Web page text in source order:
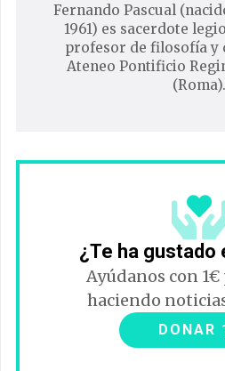
Fernando Pascual
1961) es sacerdote
profesor de filosofía y
Ateneo Pontificio
(Roma).
¿Te ha gustado
Ayúdanos con
haciendo
DONAR